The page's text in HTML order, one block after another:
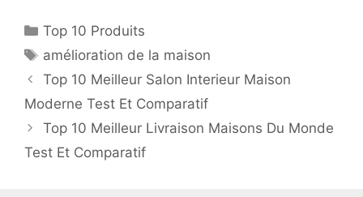
Top 10 Produits
amélioration de la maison
Top 10 Meilleur Salon Interieur Maison
Moderne Test Et Comparatif
Top 10 Meilleur Livraison Maisons Du Monde
Test Et Comparatif